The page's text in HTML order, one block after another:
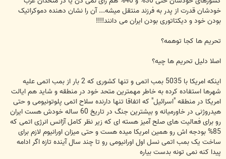
خودشان قدرت از پدر به فرزند منتقل میشه... آن را نشان دهنده دموکراتیک
بودن خود و دیکتاتوری بودن ایران می دانند!!!!
تحریم ها کجا توهمه؟
اصلا دلیل تحریم ها چیه؟
اینکه امریکا با 5035 بمب اتمی و تنها کشوری که 2 بار از بمب اتمی علیه
شهرها استفاده کرده به خاطر مهمترین متحد خود در منطقه و شاید هم ایالت
امریکا در منطقه "اسرائیل" که اتفاقا تنها دارنده سلاح اتمی پلوتونیومی و حتی
هیدروژنی در خاورمیانه و بیشترین جنگ در تاریخ 60 ساله خودش هست ایران
رو برای فعالیت های صلح آمیز هسته ای که زیر نظر کامل آژانس انرژی اتمی که
85% بودجه اش رو همین امریکا میده هست و حتی میزان اورانیوم لازم برای
ساخت یک بمب اتمی نسل اول اورانیومی رو تا چند سال آینده تازه اگر ادامه
پیدا کنه نمی تونه بدست بیاره